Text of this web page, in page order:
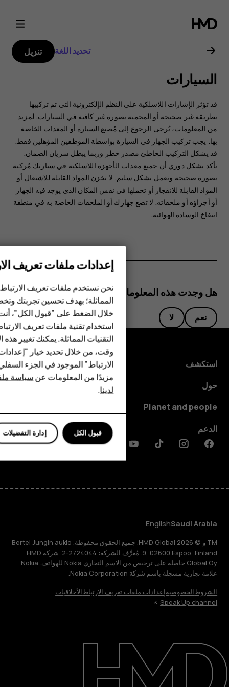
دليل
مستخدم
Nokia
G21
الهواتف المميزة
الأكسسوارات
HMD DUB
HMD Watch
للأعمال
حول
الدعم
تحديد اللغة تنزيل
السيارات
قد تؤثر الإشارات اللاسلكية على النظم الإلكترونية التي تم تركيبها
بطريقة غير صحيحة أو المحمية بصورة غير كافية في السيارات. ‏‫لمزيد
من المعلومات، يُرجى الرجوع إلى مُصنع السيارة أو المعدات الخاصة
بها.‬ يجب تركيب الجهاز في السيارة بواسطة الموظفين المؤهلين فقط.
‏‫قد يشكل التركيب الخاطئ مصدر خطر وربما يبطل سريان الضمان.‬
تأكد بشكل دوري أن جميع معدات الأجهزة اللاسلكية في سيارتك مُركبة
بصورة صحيحة وتعمل بشكل سليم. لا تخزن المواد القابلة للاشتعال أو
المواد القابلة للانفجار أو تحملها في نفس المكان الذي يوجد فيه الجهاز
أو أجزاؤه أو ملحقاته. ‏‫لا تضع جهازك أو الملحقات الخاصة به في منطقة
انتفاخ الوسادة الهوائية.‬
هل وجدت هذه المعلومات مفيدة؟
نعم لا
استكشف
حول
Planet and people
الدعم
Facebook
Instagram
Tiktok
Youtube
Linkedin
Discord
Saudi Arabia
English
TM و © 2026 HMD Global. جميع الحقوق محفوظة. Bertel Jungin aukio
9, 02600 Espoo, Finland. مُعرِّف الشركة: 2724044-2. شركة HMD
Global Oy حاصلة على ترخيص من الاسم التجاري Nokia للهواتف. Nokia
علامة تجارية مسجلة باسم شركة Nokia Corporation.
الشروطالخصوصيةإعدادات ملفات تعريف الارتباطالأخلاقيات
Speak Up channel
إعدادات ملفات تعريف
نحن نستخدم ملفات تعريف
المماثلة؛ بهدف تحسين تجربتك
خلال الضغط على "قبول الكل"،
استخدام تقنية ملفات تعريف
التقنيات المماثلة. يمكنك تغيير
وقت، من خلال تحديد خيار
الارتباط" الموجود في الجزء
مزيدًا من المعلومات عنسياسة
لدينا.
إدارة التفضيلات قبول الكل